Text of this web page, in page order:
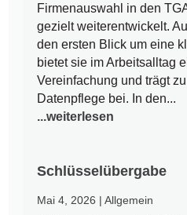
Firmenauswahl in den
gezielt weiterentwickelt.
den ersten Blick um eine
bietet sie im Arbeitsalltag
Vereinfachung und trägt
Datenpflege bei. In den...
...weiterlesen
Schlüsselübergabe
Mai 4, 2026 |Allgemein